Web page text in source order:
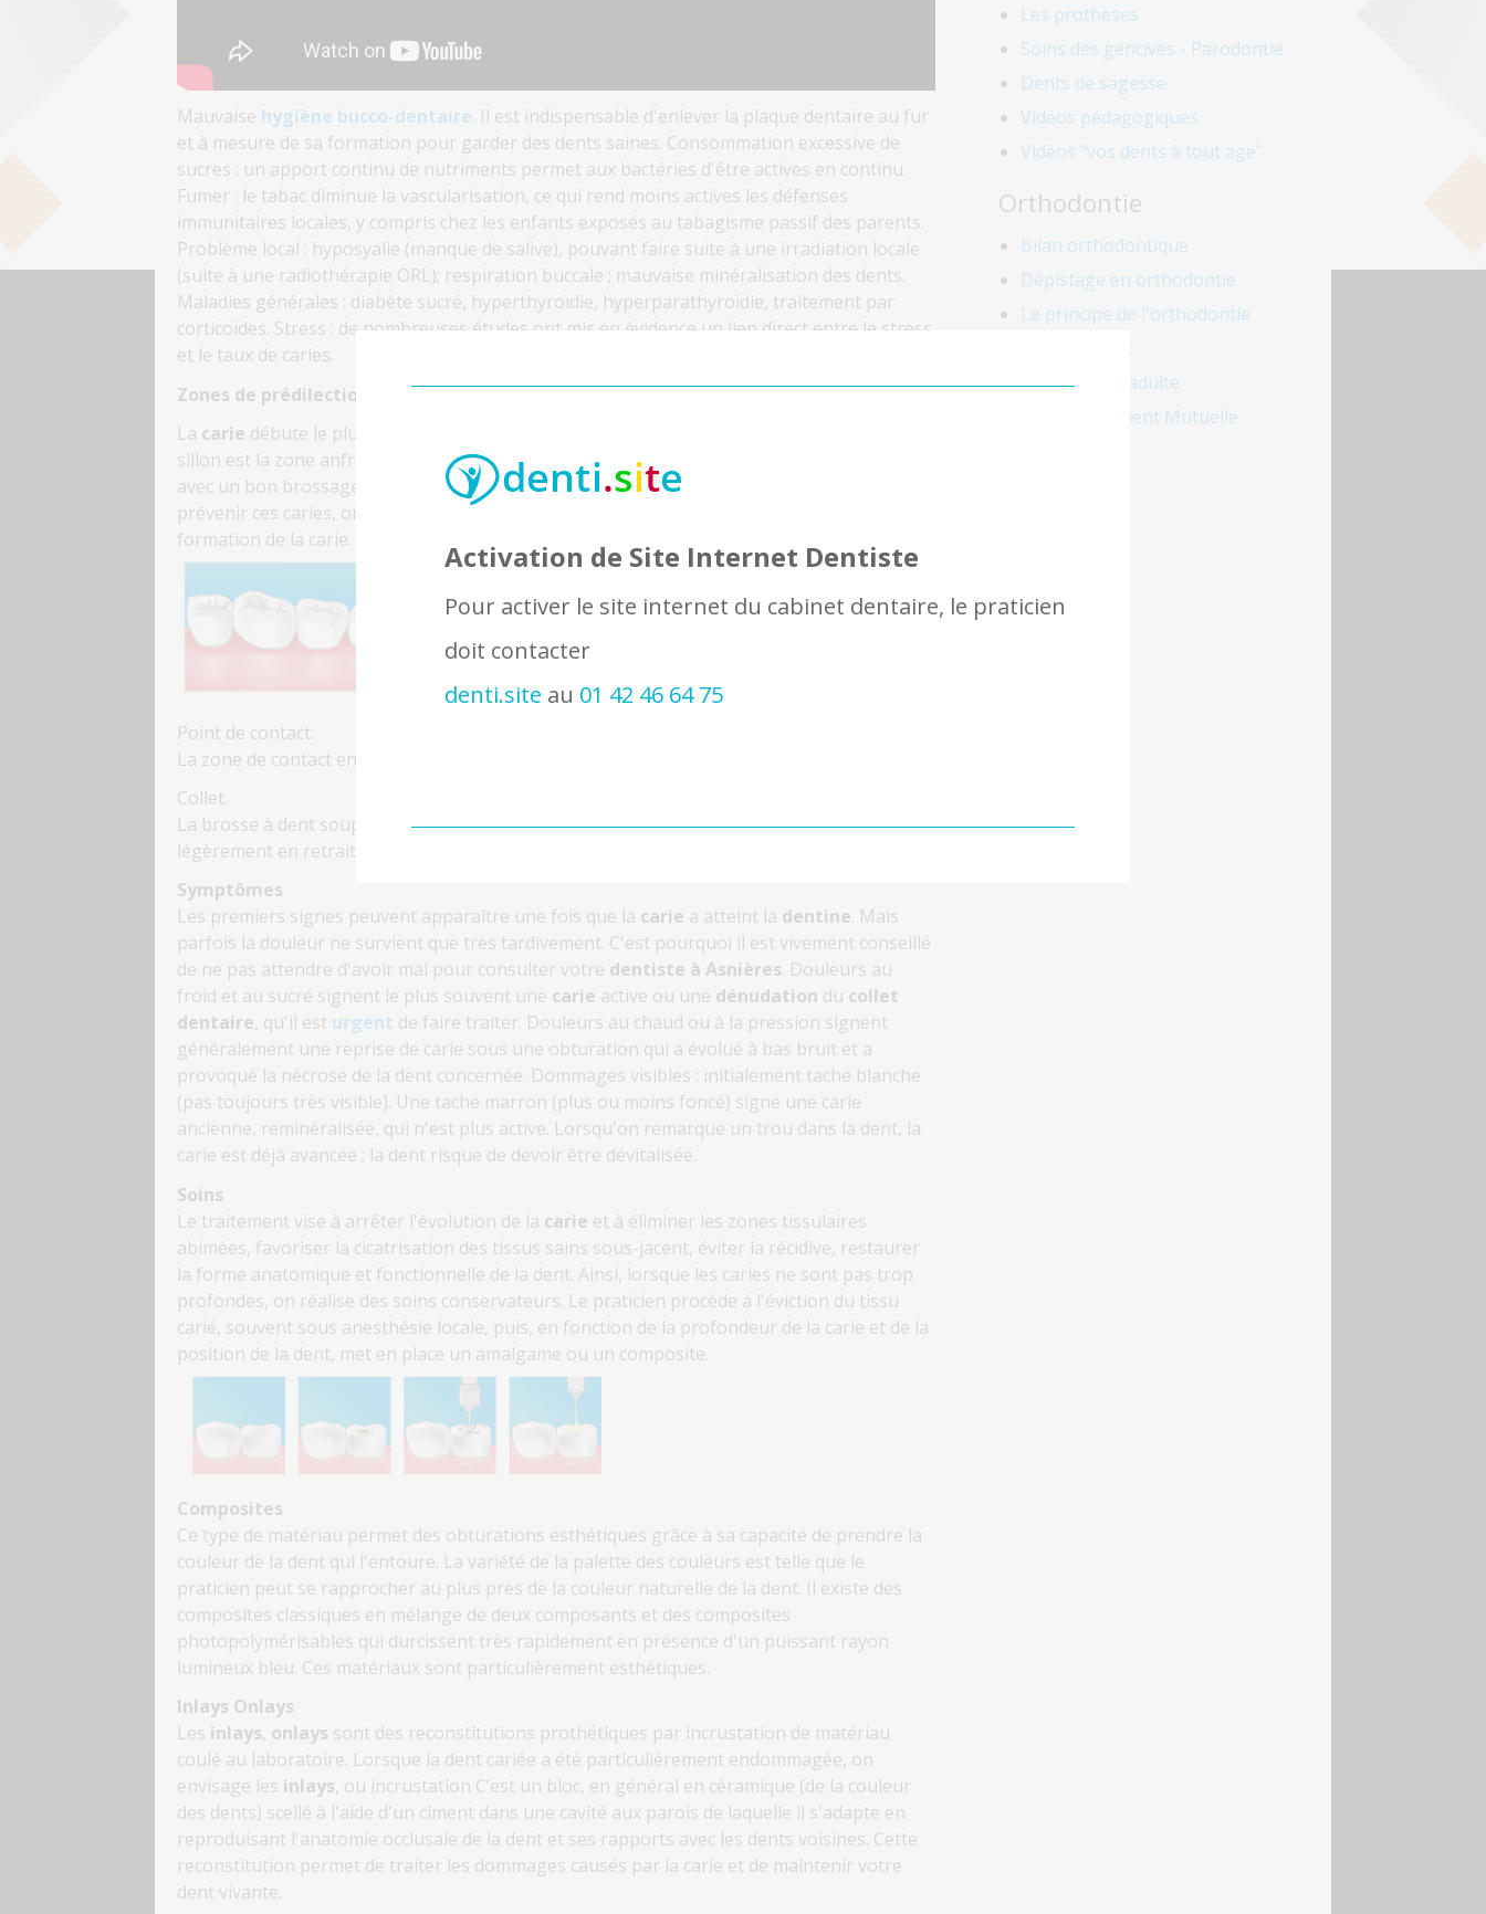
Mauvaise hygiène bucco-dentaire. Il est indispensable d'enlever la plaque dentaire au fur
et à mesure de sa formation pour garder des dents saines. Consommation excessive de
sucres : un apport continu de nutriments permet aux bactéries d'être actives en continu.
Fumer : le tabac diminue la vascularisation, ce qui rend moins actives les défenses
immunitaires locales, y compris chez les enfants exposés au tabagisme passif des parents.
Problème local : hyposyalie (manque de salive), pouvant faire suite à une irradiation locale
(suite à une radiothérapie ORL); respiration buccale ; mauvaise minéralisation des dents.
Maladies générales : diabète sucré, hyperthyroïdie, hyperparathyroïdie, traitement par
corticoïdes. Stress : de nombreuses études ont mis en évidence un lien direct entre le stress
et le taux de caries.
Zones de prédilection
La carie débute le plus souvent dans certaines zones, moins accessibles au nettoyage. Le
sillon est la zone anfractueuse, relief négatif, en creux, de toute surface dentaire. Même
avec un bon brossage, cette zone est difficilement accessible à la brosse à dents. Pour
prévenir ces caries, on peut faire un scellement de sillons : obturation de ces creux avant
formation de la carie.
Point de contact.
La zone de contact entre deux dents ne peut être nettoyée avec la brosse à dents.
Collet.
La brosse à dent souple est nécessaire pour pouvoir bien passer au niveau du collet, zone
légèrement en retrait.
Symptômes
Les premiers signes peuvent apparaître une fois que la carie a atteint la dentine. Mais
parfois la douleur ne survient que très tardivement. C'est pourquoi il est vivement conseillé
de ne pas attendre d'avoir mal pour consulter votre dentiste à Asnières. Douleurs au
froid et au sucré signent le plus souvent une carie active ou une dénudation du collet
dentaire, qu'il est urgent de faire traiter. Douleurs au chaud ou à la pression signent
généralement une reprise de carie sous une obturation qui a évolué à bas bruit et a
provoqué la nécrose de la dent concernée. Dommages visibles : initialement tache blanche
(pas toujours très visible). Une tache marron (plus ou moins foncé) signe une carie
ancienne, reminéralisée, qui n'est plus active. Lorsqu'on remarque un trou dans la dent, la
carie est déjà avancée ; la dent risque de devoir être dévitalisée.
Soins
Le traitement vise à arrêter l'évolution de la carie et à éliminer les zones tissulaires
abimées, favoriser la cicatrisation des tissus sains sous-jacent, éviter la récidive, restaurer
la forme anatomique et fonctionnelle de la dent. Ainsi, lorsque les caries ne sont pas trop
profondes, on réalise des soins conservateurs. Le praticien procède à l'éviction du tissu
carié, souvent sous anesthésie locale, puis, en fonction de la profondeur de la carie et de la
position de la dent, met en place un amalgame ou un composite.
Composites
Ce type de matériau permet des obturations esthétiques grâce à sa capacité de prendre la
couleur de la dent qui l'entoure. La variété de la palette des couleurs est telle que le
praticien peut se rapprocher au plus près de la couleur naturelle de la dent. Il existe des
composites classiques en mélange de deux composants et des composites
photopolymérisables qui durcissent très rapidement en présence d'un puissant rayon
lumineux bleu. Ces matériaux sont particulièrement esthétiques.
Inlays Onlays
Les inlays, onlays sont des reconstitutions prothétiques par incrustation de matériau
coulé au laboratoire. Lorsque la dent cariée a été particulièrement endommagée, on
envisage les inlays, ou incrustation C’est un bloc, en général en céramique (de la couleur
des dents) scellé à l'aide d'un ciment dans une cavité aux parois de laquelle il s'adapte en
reproduisant l'anatomie occlusale de la dent et ses rapports avec les dents voisines. Cette
reconstitution permet de traiter les dommages causés par la carie et de maintenir votre
dent vivante.
Les prothèses
Soins des gencives - Parodontie
Dents de sagesse
Vidéos pédagogiques
Vidéos "vos dents à tout age"
Orthodontie
Bilan orthodontique
Dépistage en orthodontie
Le principe de l'orthodontie
Le traitement
Orthodontie adulte
Remboursement Mutuelle
Activation de Site Internet Dentiste
Pour activer le site internet du cabinet dentaire, le praticien
doit contacter
denti.site au 01 42 46 64 75